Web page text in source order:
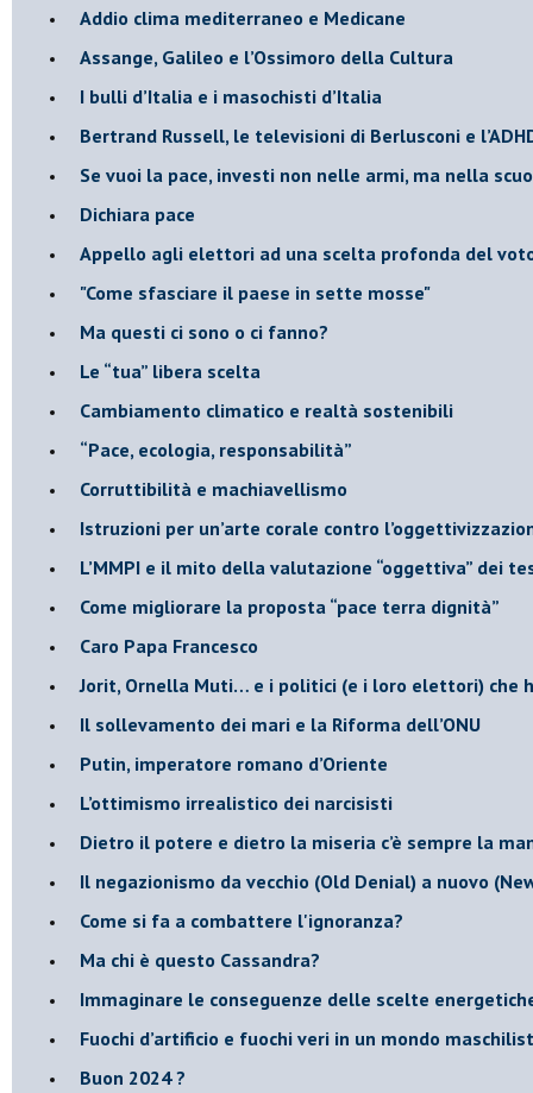
Addio clima mediterraneo e Medicane
​Assange, Galileo e l’Ossimoro della Cultura
​I bulli d’Italia e i masochisti d’Italia
​Bertrand Russell, le televisioni di Berlusconi e
​Se vuoi la pace, investi non nelle armi, ma nella
​Dichiara pace
​Appello agli elettori ad una scelta profonda del
"Come sfasciare il paese in sette mosse"
​Ma questi ci sono o ci fanno?
​Le “tua” libera scelta
Cambiamento climatico e realtà sostenibili
“Pace, ecologia, responsabilità”
​Corruttibilità e machiavellismo
Istruzioni per un’arte corale contro
​L’MMPI e il mito della valutazione “oggettiva” dei
Come migliorare la proposta “pace terra dignità”
Caro Papa Francesco
​Jorit, Ornella Muti… e i politici (e i loro elettori) che
​Il sollevamento dei mari e la Riforma dell’ONU
Putin, imperatore romano d’Oriente
​L’ottimismo irrealistico dei narcisisti
​Dietro il potere e dietro la miseria c’è sempre la
Il negazionismo da vecchio (Old Denial) a nuovo
Come si fa a combattere l'ignoranza?
Ma chi è questo Cassandra?
Immaginare le conseguenze delle scelte
​Fuochi d’artificio e fuochi veri in un mondo
Buon 2024 ?